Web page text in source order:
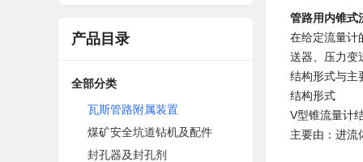
产品目录
全部分类
瓦斯管路附属装置
煤矿安全坑道钻机及配件
封孔器及封孔剂
管路用内锥式
在给定流量计
送器、压力变
结构形式与主
结构形式
V型锥流量计
主要由：进流